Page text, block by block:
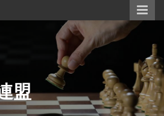
盟